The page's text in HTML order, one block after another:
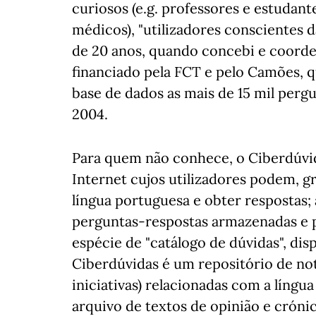
curiosos (e.g. professores e
médicos), "utilizadores conscientes
de 20 anos, quando concebi e
financiado pela FCT e pelo
base de dados as mais de 15 mil
2004.
Para quem não conhece, o
Internet cujos utilizadores podem,
língua portuguesa e obter
perguntas-respostas armazenadas
espécie de "catálogo de dúvidas",
Ciberdúvidas é um repositório de
iniciativas) relacionadas com a
arquivo de textos de opinião e